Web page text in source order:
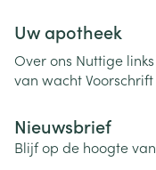
Uw apotheek
Over ons Nuttige links
van wachtVoorschrift
Nieuwsbrief
Blijf op de hoogte